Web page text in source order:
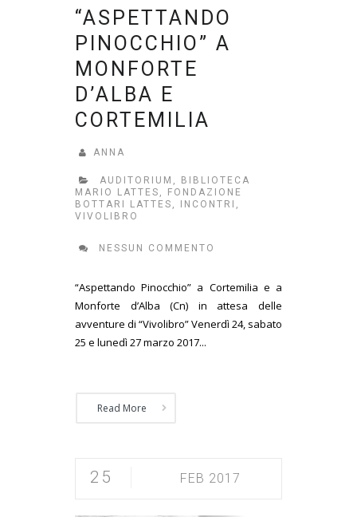
“ASPETTANDO
PINOCCHIO” A
MONFORTE
D’ALBA E
CORTEMILIA
ANNA
AUDITORIUM ,
BIBLIOTECA
MARIO LATTES ,
FONDAZIONE
BOTTARI LATTES , INCONTRI ,
VIVOLIBRO
NESSUN COMMENTO
“Aspettando Pinocchio” a Cortemilia e a
Monforte d’Alba (Cn) in attesa delle
avventure di “Vivolibro” Venerdì 24, sabato
25 e lunedì 27 marzo 2017...
Read More
25 FEB 2017